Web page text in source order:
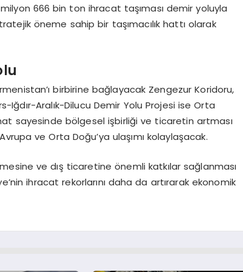
666 bin ton ihracat taşıması demir yoluyla
öneme sahip bir taşımacılık hattı olarak
birbirine bağlayacak Zengezur Koridoru,
Aralık-Dilucu Demir Yolu Projesi ise Orta
sayesinde bölgesel işbirliği ve ticaretin artması
ve Orta Doğu’ya ulaşımı kolaylaşacak.
ve dış ticaretine önemli katkılar sağlanması
ihracat rekorlarını daha da artırarak ekonomik